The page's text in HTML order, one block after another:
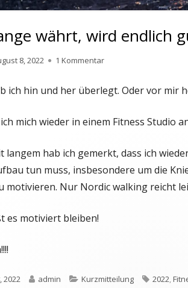
währt, wird endlich
8, 2022 1 Kommentarzu Was lange währt,
ich hin und her überlegt. Oder vor mir
mich wieder in einem Fitness Studio
langem hab ich gemerkt, dass ich
tun muss, insbesondere um die
motivieren. Nur Nordic walking reicht
es motiviert bleiben!
2022 Autor
admin Kategorien
Kurzmitteilung 2022,